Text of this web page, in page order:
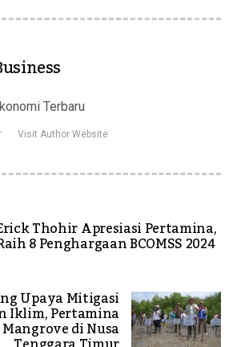
Terbaru
Visit Author Website
Thohir Apresiasi Pertamina,
8 Penghargaan BCOMSS 2024
Upaya Mitigasi
Iklim, Pertamina
di Nusa